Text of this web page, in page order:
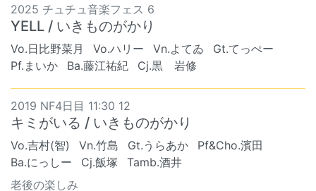
2025 チュチュ音楽フェス 6
YELL / いきものがかり
Vo.日比野菜月 Vo.ハリー Vn.よてゐ
Gt.てっぺー
Pf.まいか
Ba.藤江祐紀 Cj.黒 岩修
2019 NF4日目 11:30 12
キミがいる / いきものがかり
Vo.吉村(智) Vn.竹島 Gt.うらあか
Pf&Cho.濱田
Ba.にっしー
Cj.飯塚
Tamb.酒井
老後の楽しみ